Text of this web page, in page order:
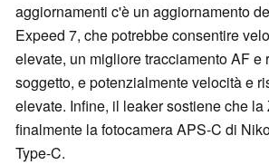
aggiornamenti c'è un aggiornamento
Expeed 7, che potrebbe consentire
elevate, un migliore tracciamento AF e
soggetto, e potenzialmente velocità e
elevate. Infine, il leaker sostiene che la
finalmente la fotocamera APS-C di
Type-C.